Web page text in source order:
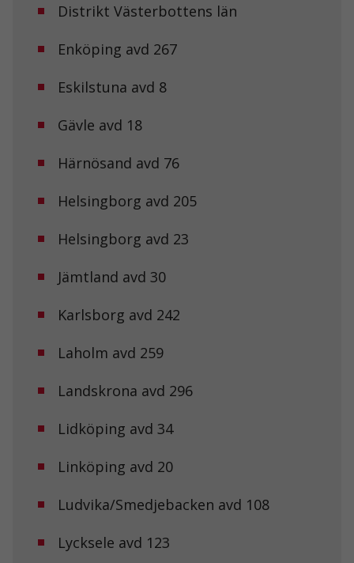
Distrikt Västerbottens län
Enköping avd 267
Eskilstuna avd 8
Gävle avd 18
Härnösand avd 76
Helsingborg avd 205
Helsingborg avd 23
Jämtland avd 30
Karlsborg avd 242
Laholm avd 259
Landskrona avd 296
Lidköping avd 34
Linköping avd 20
Ludvika/Smedjebacken avd 108
Lycksele avd 123